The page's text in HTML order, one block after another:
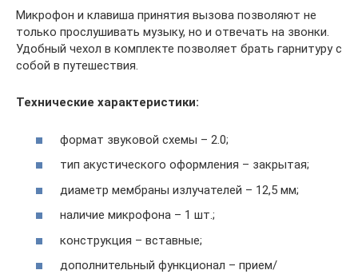
Микрофон и клавиша принятия вызова позволяют не
только прослушивать музыку, но и отвечать на звонки.
Удобный чехол в комплекте позволяет брать гарнитуру с
собой в путешествия.
Технические характеристики:
формат звуковой схемы – 2.0;
тип акустического оформления – закрытая;
диаметр мембраны излучателей – 12,5 мм;
наличие микрофона – 1 шт.;
конструкция – вставные;
дополнительный функционал – прием/